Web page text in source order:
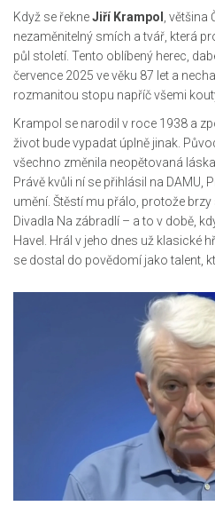
Když se řekneJiří Krampol
,
nezaměnitelný smích a tvář, která
půl století. Tento oblíbený herec,
července 2025 ve věku 87 let a
rozmanitou stopu napříč všemi
Krampol se narodil v roce 1938 a
život bude vypadat úplně jinak.
všechno změnila neopětovaná
Právě kvůli ní se přihlásil na DAMU,
umění. Štěstí mu přálo, protože
Divadla Na zábradlí – a to v době,
Havel. Hrál v jeho dnes už klasické
se dostal do povědomí jako talent,